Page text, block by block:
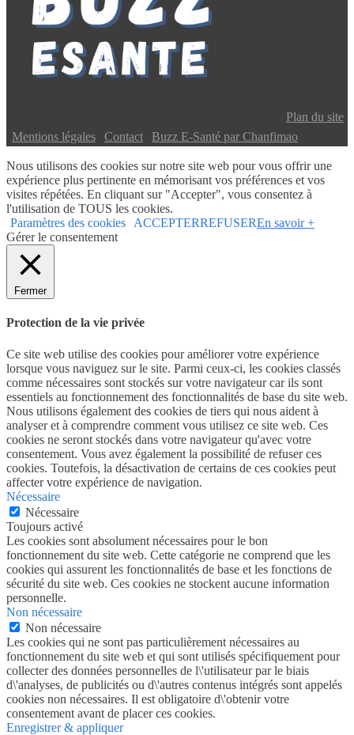
Plan du site
Mentions légales Contact Buzz E-Santé par Chanfimao
Nous utilisons des cookies sur notre site web pour vous offrir une
expérience plus pertinente en mémorisant vos préférences et vos
visites répétées. En cliquant sur "Accepter", vous consentez à
l'utilisation de TOUS les cookies.
Paramètres des cookies
ACCEPTERREFUSEREn savoir +
Gérer le consentement
Fermer
Protection de la vie privée
Ce site web utilise des cookies pour améliorer votre expérience
lorsque vous naviguez sur le site. Parmi ceux-ci, les cookies classés
comme nécessaires sont stockés sur votre navigateur car ils sont
essentiels au fonctionnement des fonctionnalités de base du site web.
Nous utilisons également des cookies de tiers qui nous aident à
analyser et à comprendre comment vous utilisez ce site web. Ces
cookies ne seront stockés dans votre navigateur qu'avec votre
consentement. Vous avez également la possibilité de refuser ces
cookies. Toutefois, la désactivation de certains de ces cookies peut
affecter votre expérience de navigation.
Nécessaire
Nécessaire
Toujours activé
Les cookies sont absolument nécessaires pour le bon
fonctionnement du site web. Cette catégorie ne comprend que les
cookies qui assurent les fonctionnalités de base et les fonctions de
sécurité du site web. Ces cookies ne stockent aucune information
personnelle.
Non nécessaire
Non nécessaire
Les cookies qui ne sont pas particulièrement nécessaires au
fonctionnement du site web et qui sont utilisés spécifiquement pour
collecter des données personnelles de l\'utilisateur par le biais
d\'analyses, de publicités ou d\'autres contenus intégrés sont appelés
cookies non nécessaires. Il est obligatoire d\'obtenir votre
consentement avant de placer ces cookies.
Enregistrer & appliquer